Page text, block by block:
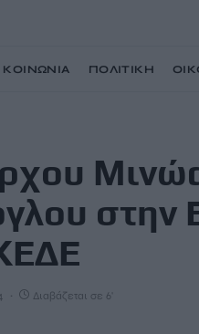
ΚΟΙΝΩΝΙΑ ΠΟΛΙΤΙΚΗ
στην
Διαβάζεται σε 6'